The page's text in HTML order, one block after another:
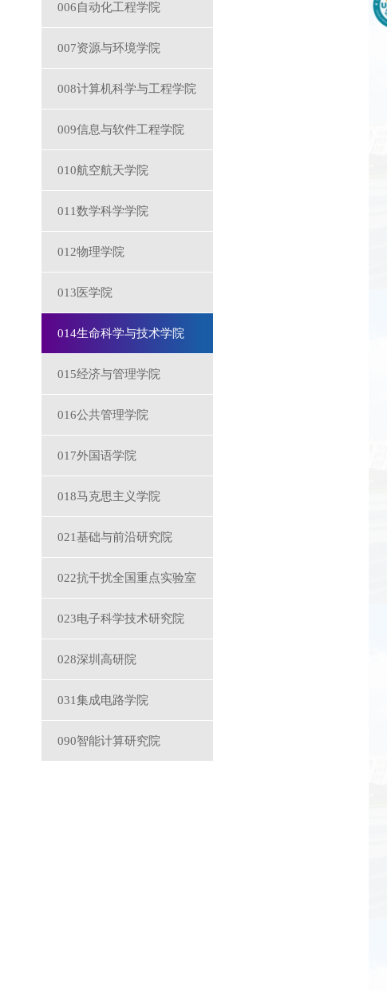
006自动化工程学院
007资源与环境学院
008计算机科学与工程学院
009信息与软件工程学院
010航空航天学院
011数学科学学院
012物理学院
013医学院
014生命科学与技术学院
015经济与管理学院
016公共管理学院
017外国语学院
018马克思主义学院
021基础与前沿研究院
022抗干扰全国重点实验室
023电子科学技术研究院
028深圳高研院
031集成电路学院
090智能计算研究院